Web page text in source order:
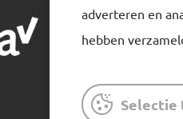
adverteren en
hebben
Selectie
Inspectie
Downloads